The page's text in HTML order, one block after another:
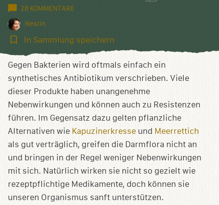
28 KOMMENTARE
Nesrin
In
speichern
In Sammlung speichern
Gegen Bakterien wird oftmals einfach ein
synthetisches Antibiotikum verschrieben. Viele
dieser Produkte haben unangenehme
Nebenwirkungen und können auch zu Resistenzen
führen. Im Gegensatz dazu gelten pflanzliche
Alternativen wie Kapuzinerkresse und Meerrettich
als gut verträglich, greifen die Darmflora nicht an
und bringen in der Regel weniger Nebenwirkungen
mit sich. Natürlich wirken sie nicht so gezielt wie
rezeptpflichtige Medikamente, doch können sie
unseren Organismus sanft unterstützen.